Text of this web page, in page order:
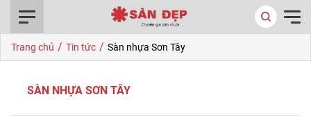
Trang chủ / Tin tức / Sàn nhựa Sơn Tây
SÀN NHỰA SƠN TÂY